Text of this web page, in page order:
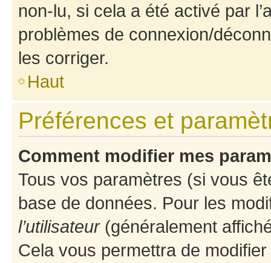
non-lu, si cela a été activé par
problèmes de connexion/
les corriger.
Haut
Préférences et
Comment modifier mes
Tous vos paramètres (si vous
base de données. Pour les
l’utilisateur(généralement
Cela vous permettra de